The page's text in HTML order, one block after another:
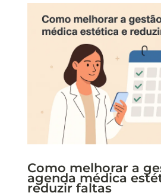
Como melhorar a
agenda médica
reduzir faltas